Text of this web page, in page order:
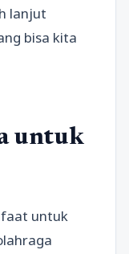
lanjut
bisa kita
untuk
untuk